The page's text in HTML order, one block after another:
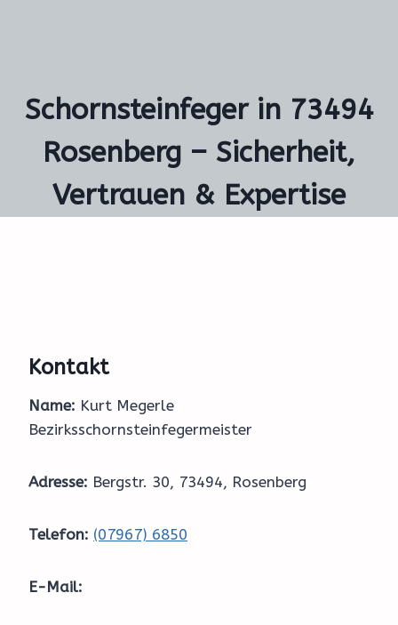
Schornsteinfeger in 73494
Rosenberg – Sicherheit,
Vertrauen & Expertise
Kontakt
Name: Kurt Megerle
Bezirksschornsteinfegermeister
Adresse: Bergstr. 30, 73494, Rosenberg
Telefon: (07967) 6850
E-Mail: